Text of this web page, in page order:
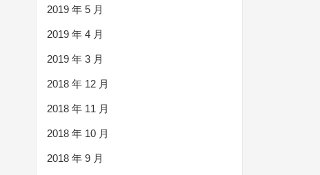
2019 年 5 月
2019 年 4 月
2019 年 3 月
2018 年 12 月
2018 年 11 月
2018 年 10 月
2018 年 9 月